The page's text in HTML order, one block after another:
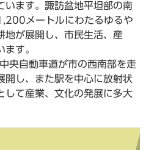
います。諏訪盆地平坦部の南
メートルにわたるゆるや
地が展開し、市民生活、産
す。
央自動車道が市の西南部を走
開し、また駅を中心に放射状
して産業、文化の発展に多大